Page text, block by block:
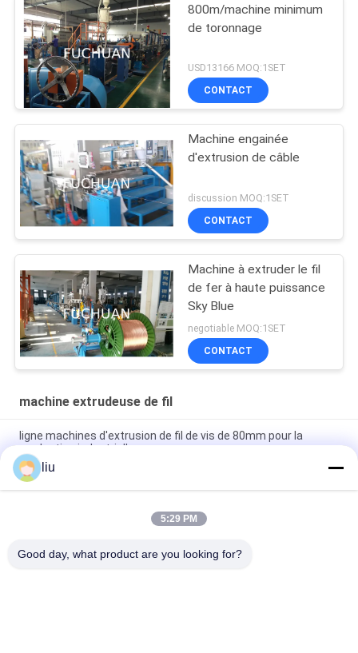
800m/machine minimum
de toronnage
USD13166 MOQ:1SET
CONTACT
Machine engainée
d'extrusion de câble
discussion MOQ:1SET
CONTACT
Machine à extruder le fil
de fer à haute puissance
Sky Blue
negotiable MOQ:1SET
CONTACT
machine extrudeuse de fil
ligne machines d'extrusion de fil de vis de 80mm pour la
production industrielle
Machine à extruder le fil de fer de 1800 kg 200 kg/h avec vis de
2000 mm et longueur de 3200 mm
vitesse de la machine 10-80r/min d'extrudeuse du fil
liu
5:29 PM
Good day, what product are you looking for?